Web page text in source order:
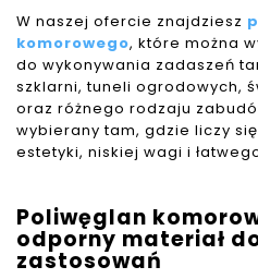
W naszej ofercie znajdziesz
komorowego, które można
do wykonywania zadaszeń
szklarni, tuneli ogrodowych,
oraz różnego rodzaju
wybierany tam, gdzie liczy
estetyki, niskiej wagi i
Poliwęglan
odporny materiał
zastosowań